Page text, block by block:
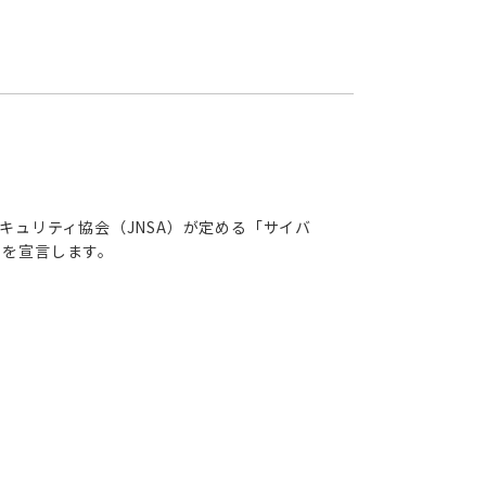
ュリティ協会（JNSA）が定める「サイバ
宣言します。